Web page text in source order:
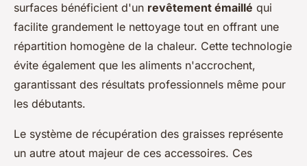
surfaces bénéficient d'un revêtement émaillé qui
facilite grandement le nettoyage tout en offrant une
répartition homogène de la chaleur. Cette technologie
évite également que les aliments n'accrochent,
garantissant des résultats professionnels même pour
les débutants.
Le système de récupération des graisses représente
un autre atout majeur de ces accessoires. Ces